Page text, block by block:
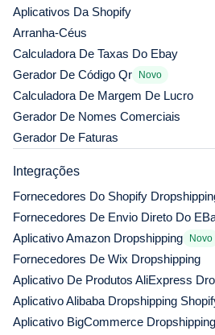
Aplicativos Da Shopify
Arranha-Céus
Calculadora De Taxas Do Ebay
Gerador De Código Qr
Novo
Calculadora De Margem De Lucro
Gerador De Nomes Comerciais
Gerador De Faturas
Integrações
Fornecedores Do Shopify
Fornecedores De Envio Direto Do
Aplicativo Amazon Dropshipping
Novo
Fornecedores De Wix Dropshipping
Aplicativo De Produtos AliExpress
Aplicativo Alibaba Dropshipping
Aplicativo BigCommerce Dropshipping